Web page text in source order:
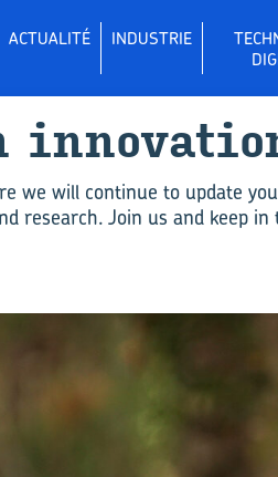
ACTUALITÉ INDUSTRIE
we will continue to update
research. Join us and keep